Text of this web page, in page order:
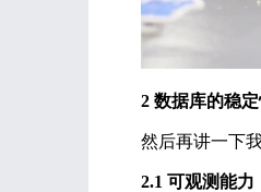
2 数据库的稳
然后再讲一下
2.1 可观测能力